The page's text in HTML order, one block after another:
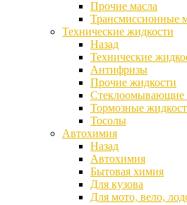
Прочие масла
Трансмиссионные
Технические жидкости
Назад
Технические
Антифризы
Прочие жидкости
Стеклоомывающие
Тормозные
Тосолы
Автохимия
Назад
Автохимия
Бытовая химия
Для кузова
Для мото, вело,